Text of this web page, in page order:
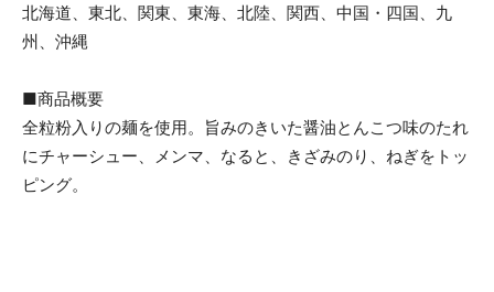
北海道、東北、関東、東海、北陸、関西、中国・四国、九
州、沖縄
■商品概要
全粒粉入りの麺を使用。旨みのきいた醤油とんこつ味のたれ
にチャーシュー、メンマ、なると、きざみのり、ねぎをトッ
ピング。